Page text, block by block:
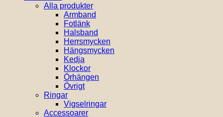
Alla produkter
Armband
Fotlänk
Halsband
Herrsmycken
Hängsmycken
Kedja
Klockor
Örhängen
Övrigt
Ringar
Vigselringar
Accessoarer